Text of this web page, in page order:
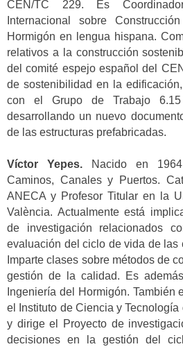
CEN/TC 229. Es
Internacional sobre
Hormigón en lengua hispana.
relativos a la construcción
del comité espejo español del
de sostenibilidad en la
con el Grupo de Trabajo
desarrollando un nuevo
de las estructuras prefabricadas.
Víctor Yepes. Nacido en
Caminos, Canales y Puertos.
ANECA y Profesor Titular en la
València. Actualmente está
de investigación relacionados
evaluación del ciclo de vida de las
Imparte clases sobre métodos de
gestión de la calidad. Es
Ingeniería del Hormigón. También
el Instituto de Ciencia y
y dirige el Proyecto de
decisiones en la gestión del